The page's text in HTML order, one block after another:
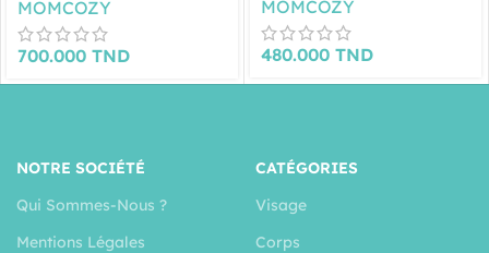
MOMCOZY
700.000 TND
MOMCOZY
480.000 TND
NOTRE SOCIÉTÉ
Qui Sommes-Nous ?
Mentions Légales
CATÉGORIES
Visage
Corps